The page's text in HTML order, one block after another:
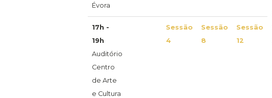
Évora
17h -
19h
Auditório
Centro
de Arte
e Cultura
Sessão
4
Sessão
8
Sessão
12